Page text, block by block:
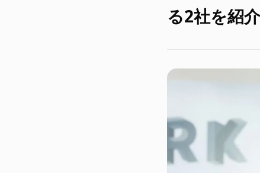
る2社を紹介